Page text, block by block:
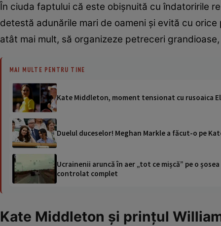
În ciuda faptului că este obișnuită cu îndatoririle
detestă adunările mari de oameni și evită cu
atât mai mult, să organizeze petreceri
MAI MULTE PENTRU TINE
Kate Middleton, moment tensionat cu rusoaica
Duelul duceselor! Meghan Markle a făcut-o pe
Ucrainenii aruncă în aer „tot ce mișcă” pe o
controlat complet
Kate Middleton și prințul